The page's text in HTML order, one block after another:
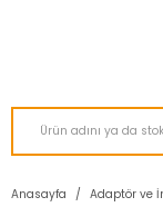
Anasayfa Adaptör ve